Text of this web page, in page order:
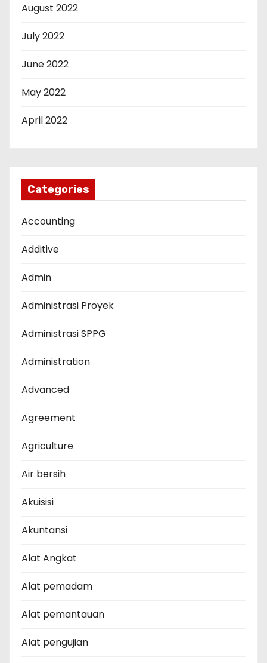
August 2022
July 2022
June 2022
May 2022
April 2022
Categories
Accounting
Additive
Admin
Administrasi Proyek
Administrasi SPPG
Administration
Advanced
Agreement
Agriculture
Air bersih
Akuisisi
Akuntansi
Alat Angkat
Alat pemadam
Alat pemantauan
Alat pengujian